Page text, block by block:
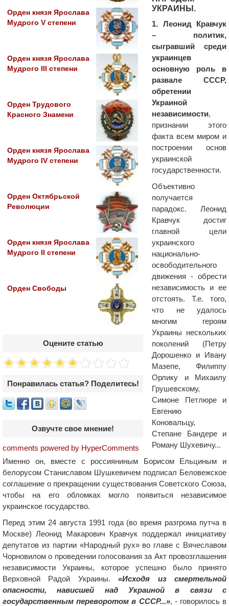
Орден князя Ярослава
Мудрого V степени
Орден князя Ярослава
Мудрого ІІІ степени
Орден Трудового
Красного Знамени
Орден князя Ярослава
Мудрого IV степени
Орден Октябрьской
Революции
Орден князя Ярослава
Мудрого II степени
Орден Свободы
Оцените статью
Понравилась статья? Поделитесь!
Озвучте свое мнение!
comments powered by HyperComments
УКРАИНЫ.
1. Леонид Кравчук
– политик,
сыгравший среди
украинцев
основную роль в
развале СССР,
обретении
Украиной
независимости,
признании этого
факта всем миром и
построении основ
украинской
государственности.
Объективно
получается
парадокс. Леонид
Кравчук достиг
главной цели
украинского
национально-
освободительного
движения - обрести
независимость и ее
отстоять. Т.е. того,
что не удалось
многим героям
Украины нескольких
поколений (Петру
Дорошенко и Ивану
Мазепе, Филиппу
Орлику и Михаилу
Грушевскому,
Симоне Петлюре и
Евгению
Коновальцу,
Степане Бандере и
Роману Шухевичу...
Именно он, вместе с россияниным Борисом Ельциным и
белорусом Станиславом Шушкевичем подписал Беловежское
соглашение о прекращении существования Советского Союза,
чтобы на его обломках могло появиться независимое
украинское государство.
Перед этим 24 августа 1991 года (во время разгрома путча в
Москве) Леонид Макарович Кравчук поддержал инициативу
депутатов из партии «Народный рух» во главе с Вячеславом
Чорновилом о проведении голосования за Акт провозглашения
независимости Украины, которое успешно было принято
Верховной Радой Украины.«Исходя из смертельной
опасности, нависшей над Украиной в связи с
государственным переворотом в СССР...», - говорилось в